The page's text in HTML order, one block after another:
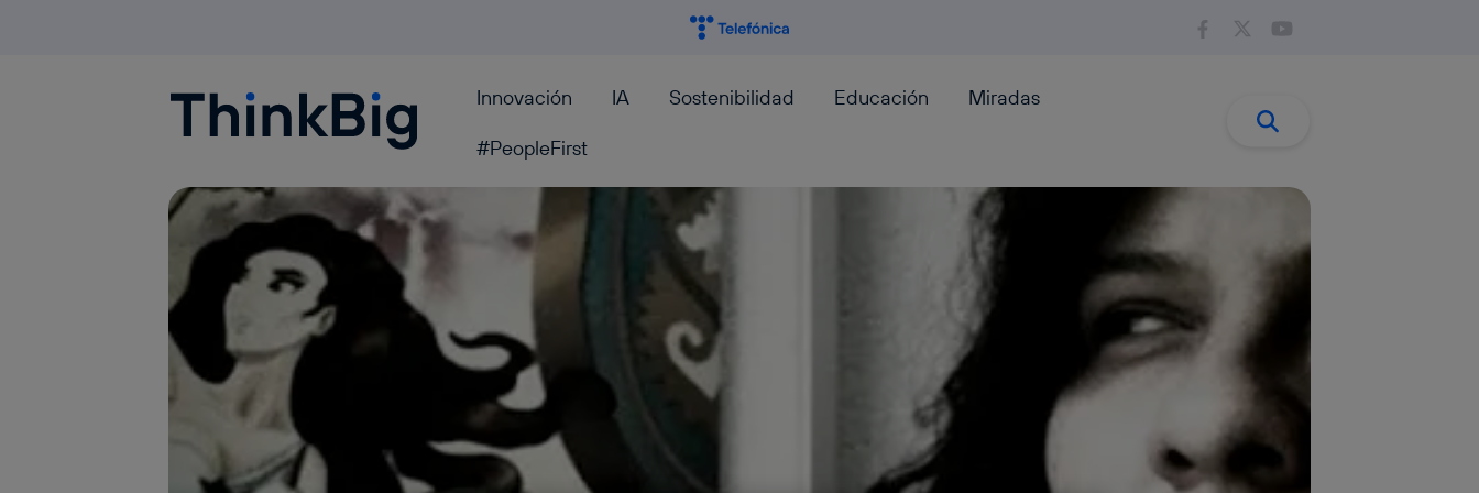
Blogthinkbig.com Innovación IA Sostenibilidad Educación
Miradas
#PeopleFirst
Buscar